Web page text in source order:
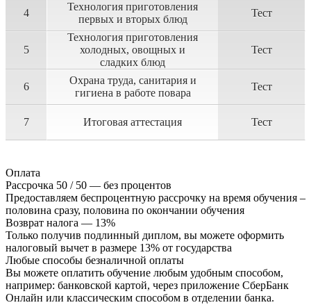
4
Технология приготовления
первых и вторых блюд
Тест
5
Технология приготовления
холодных, овощных и
сладких блюд
Тест
6
Охрана труда, санитария и
гигиена в работе повара
Тест
7 Итоговая аттестация Тест
Оплата
Рассрочка 50 / 50 — без процентов
Предоставляем беспроцентную рассрочку на время обучения –
половина сразу, половина по окончании обучения
Возврат налога — 13%
Только получив подлинный диплом, вы можете оформить
налоговый вычет в размере 13% от государства
Любые способы безналичной оплаты
Вы можете оплатить обучение любым удобным способом,
например: банковской картой, через приложение СберБанк
Онлайн или классическим способом в отделении банка.